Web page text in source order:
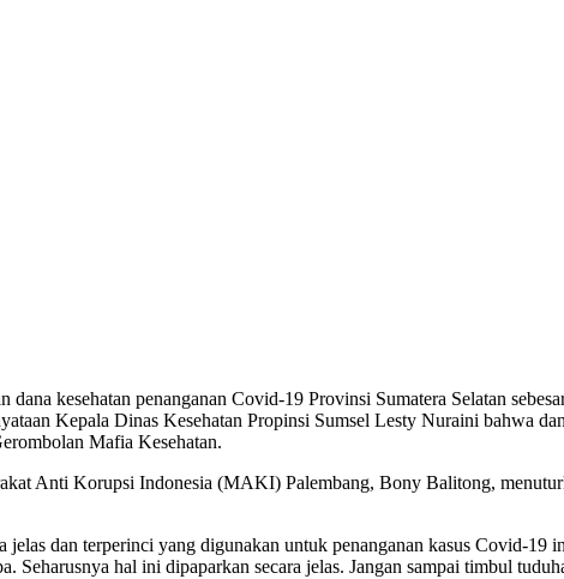
kesehatan penanganan Covid-19 Provinsi Sumatera Selatan
Kepala Dinas Kesehatan Propinsi Sumsel Lesty Nuraini bahwa
Mafia Kesehatan.
Anti Korupsi Indonesia (MAKI) Palembang, Bony Balitong,
jelas dan terperinci yang digunakan untuk penanganan kasus Covid-
Seharusnya hal ini dipaparkan secara jelas. Jangan sampai timbul